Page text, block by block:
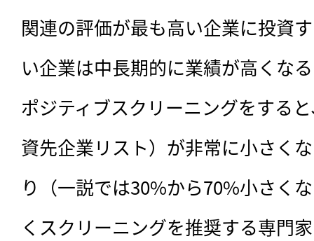
関連の評価が最も高い企業に投資
い企業は中長期的に業績が高くな
ポジティブスクリーニングをする
資先企業リスト）が非常に小さく
り（一説では30%から70%小さく
くスクリーニングを推奨する専門